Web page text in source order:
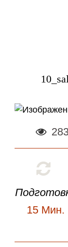
15 Мин.